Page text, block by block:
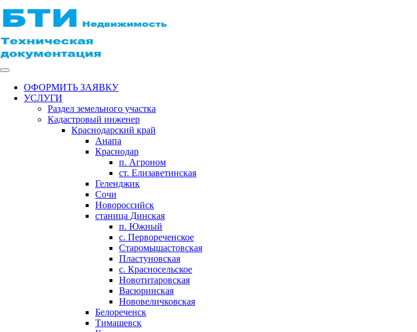
ОФОРМИТЬ ЗАЯВКУ
УСЛУГИ
Раздел земельного участка
Кадастровый инженер
Краснодарский край
Анапа
Краснодар
п. Агроном
ст. Елизаветинская
Геленджик
Сочи
Новороссийск
станица Динская
п. Южный
с. Первореченское
Старомышастовская
Пластуновская
с. Красносельское
Новотитаровская
Васюринская
Нововеличковская
Белореченск
Тимашевск